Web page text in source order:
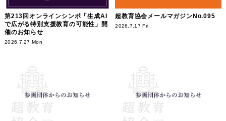
第213回オンラインシンポ「生成AI
で広がる特別支援教育の可能性」開
催のお知らせ
2026.7.27 Mon
超教育協会メールマガジンNo.095
2026.7.17 Fri